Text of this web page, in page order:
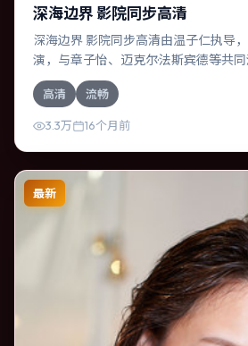
深海边界 影院同步高清
深海边界 影院同步高清由温子仁执导
演，与章子怡、迈克尔·法斯宾德等共
型，主要班底与取景来自俄罗斯。一次
控，信任瞬间崩塌。影片整体气质明快
机清晰，适合喜欢强情节与细腻表演的
高清 流畅
3.3万 16个月前
最新